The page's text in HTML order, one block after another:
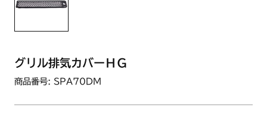
グリル排気カバーＨＧ
商品番号: SPA70DM